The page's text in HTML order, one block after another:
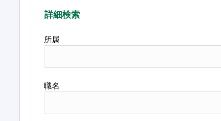
詳細検索
所属
職名